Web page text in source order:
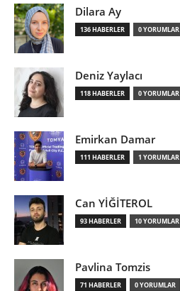
Dilara Ay
136 HABERLER 0 YORUMLAR
Deniz Yaylacı
118 HABERLER 0 YORUMLAR
Emirkan Damar
111 HABERLER 1 YORUMLAR
Can YİĞİTEROL
93 HABERLER 10 YORUMLAR
Pavlina Tomzis
71 HABERLER 0 YORUMLAR